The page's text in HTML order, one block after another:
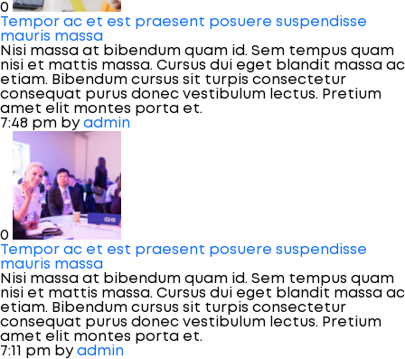
0
Tempor ac et est praesent posuere suspendisse
mauris massa
Nisi massa at bibendum quam id. Sem tempus quam
nisi et mattis massa. Cursus dui eget blandit massa ac
etiam. Bibendum cursus sit turpis consectetur
consequat purus donec vestibulum lectus. Pretium
amet elit montes porta et.
7:48 pm by admin
0
Tempor ac et est praesent posuere suspendisse
mauris massa
Nisi massa at bibendum quam id. Sem tempus quam
nisi et mattis massa. Cursus dui eget blandit massa ac
etiam. Bibendum cursus sit turpis consectetur
consequat purus donec vestibulum lectus. Pretium
amet elit montes porta et.
7:11 pm by admin